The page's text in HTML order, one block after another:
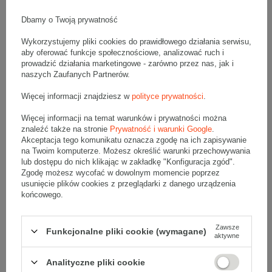
Opakowanie wykonane jest z tektury falistej 3-warstwowej, fala B
380 g/m2
Wymiary:
• zewnętrzne:250x150x300 mm
• wewnętrzne:244x144x288 mm
• tektura falista:3-warstwowa
• fala:
• gramatura:380 g/m2
• kolor:Szary
Dodatkowe:
• waga jednostkowa (+/-5%):
Karton nadaje się do pakowania wysyłek kurierskich:
• Poczta Polska List L
• Poczta Polska Paczka A
Dbamy o Twoją prywatność
Wykorzystujemy pliki cookies do prawidłowego działania serwisu,
aby oferować funkcje społecznościowe, analizować ruch i
prowadzić działania marketingowe - zarówno przez nas, jak i
naszych Zaufanych Partnerów.
Więcej informacji znajdziesz w polityce prywatności
Więcej informacji na temat warunków i prywatności można
znaleźć także na stronie Prywatność i warunki Google
Akceptacja tego komunikatu oznacza zgodę na ich zapisywanie
na Twoim komputerze. Możesz określić warunki przechowywania
lub dostępu do nich klikając w zakładkę "Konfiguracja zgód".
Zgodę możesz wycofać w dowolnym momencie poprzez
usunięcie plików cookies z przeglądarki z danego urządzenia
końcowego.
Funkcjonalne pliki cookie (wymagane)
Zawsze
aktywne
Analityczne pliki cookie